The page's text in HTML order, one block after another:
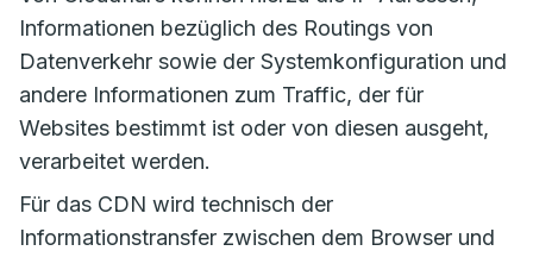
Informationen bezüglich des Routings von
Datenverkehr sowie der Systemkonfiguration und
andere Informationen zum Traffic, der für
Websites bestimmt ist oder von diesen ausgeht,
verarbeitet werden.
Für das CDN wird technisch der
Informationstransfer zwischen dem Browser und